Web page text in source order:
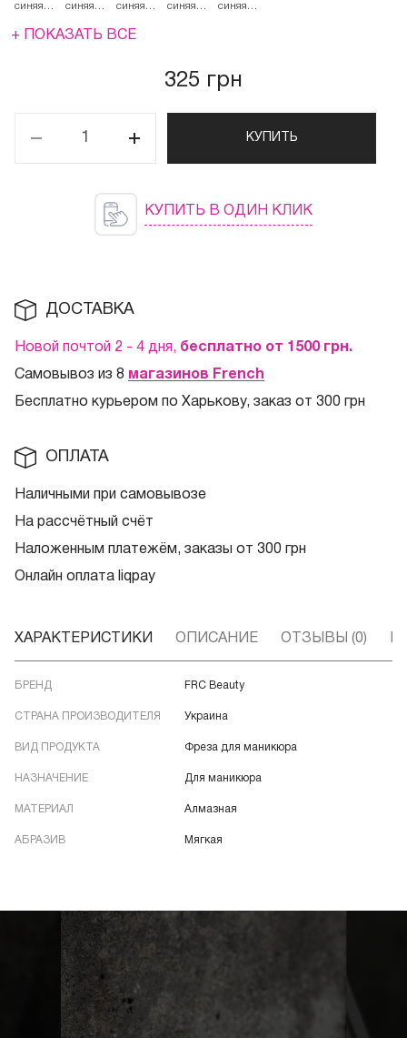
синяя
синяя
синяя
синяя
синяя
+ ПОКАЗАТЬ ВСЕ
325 грн
КУПИТЬ
КУПИТЬ В ОДИН КЛИК
ДОСТАВКА
Новой почтой 2 - 4 дня, бесплатно от 1500 грн.
Самовывоз из 8 магазинов French
Бесплатно курьером по Харькову, заказ от 300 грн
ОПЛАТА
Наличными при самовывозе
На рассчётный счёт
Наложенным платежём, заказы от 300 грн
Онлайн оплата liqpay
ХАРАКТЕРИСТИКИ ОПИСАНИЕ ОТЗЫВЫ (0)
БРЕНД FRC Beauty
СТРАНА ПРОИЗВОДИТЕЛЯ Украина
ВИД ПРОДУКТА Фреза для маникюра
НАЗНАЧЕНИЕ Для маникюра
МАТЕРИАЛ Алмазная
АБРАЗИВ Мягкая